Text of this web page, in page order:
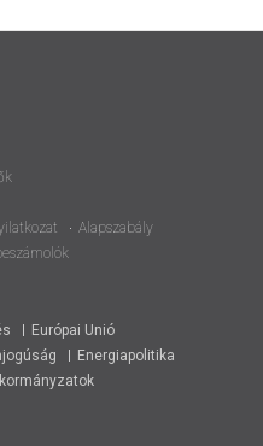
Alapszabály
Európai Unió
Energiapolitika